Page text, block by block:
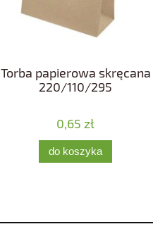
Torba papierowa skręcana
220/110/295
0,65 zł
do koszyka